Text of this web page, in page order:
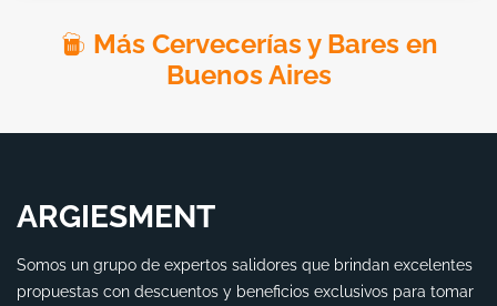
Más Cervecerías y Bares en
Buenos Aires
ARGIESMENT
Somos un grupo de expertos salidores que brindan excelentes
propuestas con descuentos y beneficios exclusivos para tomar